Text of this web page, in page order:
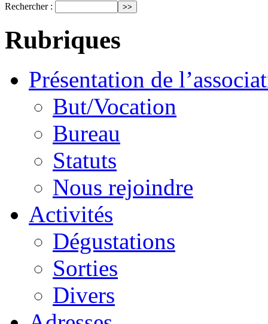
Rechercher :
Rubriques
Présentation de
But/Vocation
Bureau
Statuts
Nous rejoindre
Activités
Dégustations
Sorties
Divers